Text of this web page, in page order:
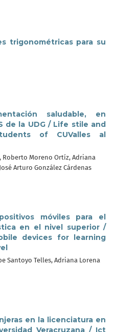
trigonométricas para su
saludable, en
de la UDG / Life stile and
of CUValles al
Roberto Moreno Ortíz, Adriana
Arturo González Cárdenas
móviles para el
en el nivel superior /
devices for learning
Santoyo Telles, Adriana Lorena
en la licenciatura en
Veracruzana / Ict